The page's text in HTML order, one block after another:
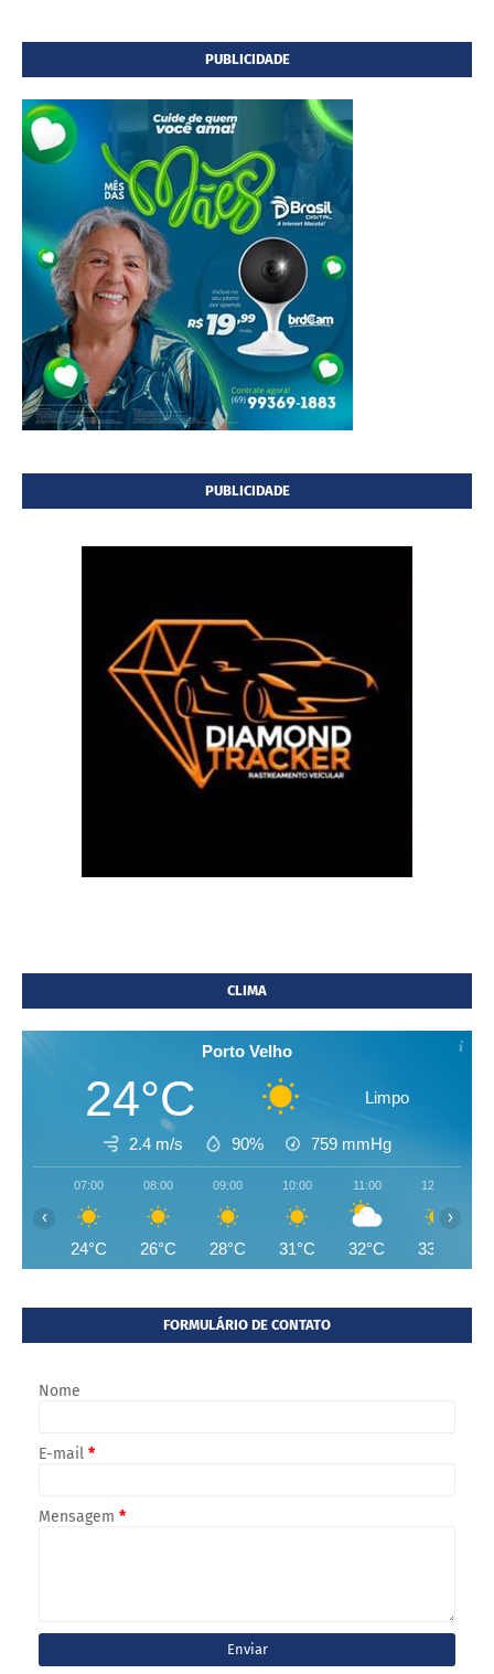
PUBLICIDADE
PUBLICIDADE
CLIMA
Porto Velho
24°C Limpo
2.4 m/s 90% 759 mmHg
07:00
24°C
08:00
26°C
09:00
28°C
10:00
31°C
11:00
32°C
12:00
33°C
‹ ›
FORMULÁRIO DE CONTATO
Nome
E-mail *
Mensagem *